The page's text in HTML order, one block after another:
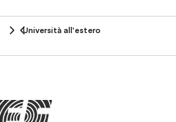
Università all'estero